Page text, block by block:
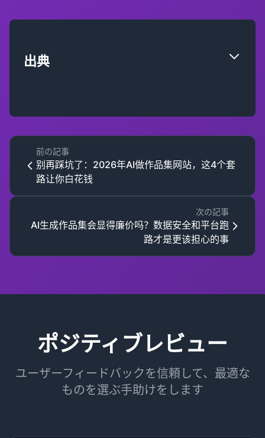
出典
前の記事
别再踩坑了：2026年AI做作品集网站，这4个套
路让你白花钱
次の記事
AI生成作品集会显得廉价吗？数据安全和平台跑
路才是更该担心的事
ポジティブレビュー
ユーザーフィードバックを信頼して、最適な
ものを選ぶ手助けをします